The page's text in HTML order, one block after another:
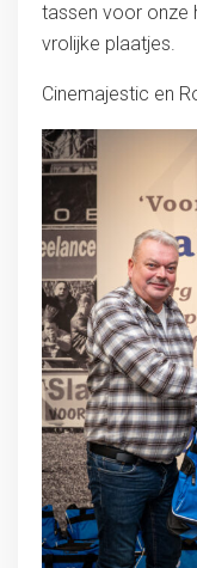
tassen voor onze
vrolijke plaatjes.
Cinemajestic en